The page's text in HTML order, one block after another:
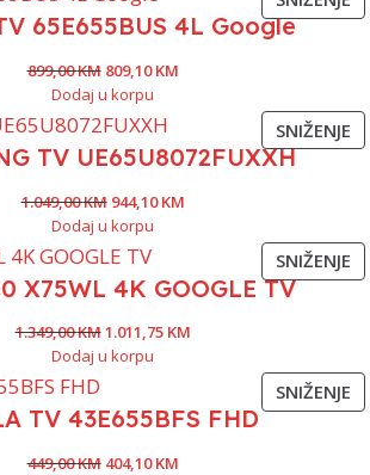
65E655BUS 4L Google
899,00KM 809,10KM
Dodaj u korpu
SNIŽENJE
TV UE65U8072FUXXH
1.049,00KM 944,10KM
Dodaj u korpu
SNIŽENJE
X75WL 4K GOOGLE TV
1.349,00KM1.011,75 KM
Dodaj u korpu
SNIŽENJE
TV 43E655BFS FHD
449,00KM 404,10KM